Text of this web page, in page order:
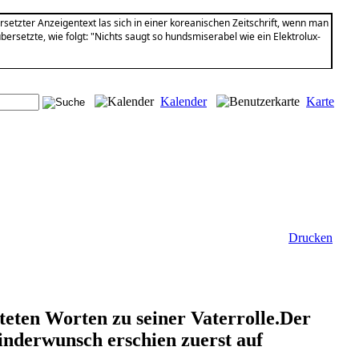
Anzeigentext las sich in einer koreanischen Zeitschrift, wenn man
wie folgt: "Nichts saugt so hundsmiserabel wie ein Elektrolux-
Kalender
Karte
Drucken
Worten zu seiner Vaterrolle.Der
erschien zuerst auf